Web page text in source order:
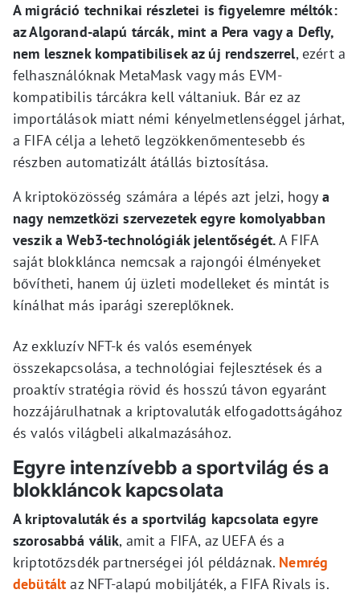
A migráció technikai részletei is figyelemre méltók:
az Algorand-alapú tárcák, mint a Pera vagy a Defly,
nem lesznek kompatibilisek az új rendszerrel, ezért a
felhasználóknak MetaMask vagy más EVM-
kompatibilis tárcákra kell váltaniuk. Bár ez az
importálások miatt némi kényelmetlenséggel járhat,
a FIFA célja a lehető legzökkenőmentesebb és
részben automatizált átállás biztosítása.
A kriptoközösség számára a lépés azt jelzi, hogy a
nagy nemzetközi szervezetek egyre komolyabban
veszik a Web3-technológiák jelentőségét.A FIFA
saját blokklánca nemcsak a rajongói élményeket
bővítheti, hanem új üzleti modelleket és mintát is
kínálhat más iparági szereplőknek.
Az exkluzív NFT-k és valós események
összekapcsolása, a technológiai fejlesztések és a
proaktív stratégia rövid és hosszú távon egyaránt
hozzájárulhatnak a kriptovaluták elfogadottságához
és valós világbeli alkalmazásához.
Egyre intenzívebb a sportvilág és a
blokkláncok kapcsolata
A kriptovaluták és a sportvilág kapcsolata egyre
szorosabbá válik, amit a FIFA, az UEFA és a
kriptotőzsdék partnerségei jól példáznak. Nemrég
debütált az NFT-alapú mobiljáték, a FIFA Rivals is.